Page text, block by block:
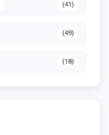
(41)
(49)
(18)